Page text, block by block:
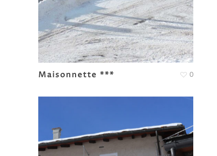
Maisonnette *** 0